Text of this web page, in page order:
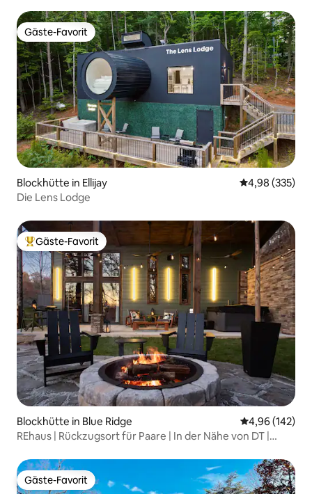
Gäste-Favorit
Gäste-Favorit
Blockhütte in Ellijay
4,98 (335)
Die Lens Lodge
Beliebter Gäste-Favorit.
Gäste-Favorit
Blockhütte in Blue Ridge
4,96 (142)
REhaus | Rückzugsort für Paare | In der Nähe von DT |
Gäste-Favorit
Gäste-Favorit